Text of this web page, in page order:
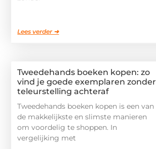
Lees verder ➜
Tweedehands boeken kopen: zo
vind je goede exemplaren zonder
teleurstelling achteraf
Tweedehands boeken kopen is een van
de makkelijkste en slimste manieren
om voordelig te shoppen. In
vergelijking met